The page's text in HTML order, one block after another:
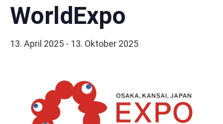
WorldExpo
13. April 2025 - 13. Oktober 2025